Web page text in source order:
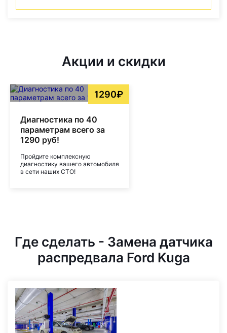
Акции и скидки
1290₽
Диагностика по 40
параметрам всего за
1290 руб!
Пройдите комплексную
диагностику вашего автомобиля
в сети наших СТО!
Где сделать - Замена датчика
распредвала Ford Kuga